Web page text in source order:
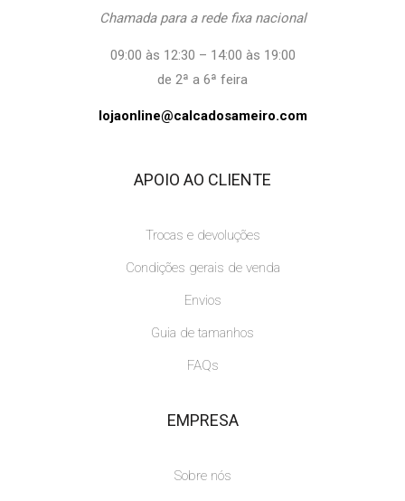
Chamada para a rede fixa nacional
09:00 às 12:30 – 14:00 às 19:00
de 2ª a 6ª feira
lojaonline@calcadosameiro.com
APOIO AO CLIENTE
Trocas e devoluções
Condições gerais de venda
Envios
Guia de tamanhos
FAQs
EMPRESA
Sobre nós